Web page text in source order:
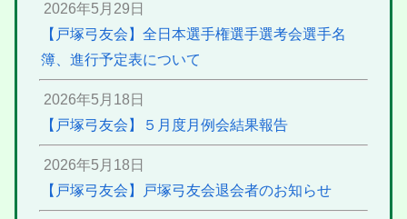
2026年5月29日
【戸塚弓友会】全日本選手権選手選考会選手名
簿、進行予定表について
2026年5月18日
【戸塚弓友会】５月度月例会結果報告
2026年5月18日
【戸塚弓友会】戸塚弓友会退会者のお知らせ